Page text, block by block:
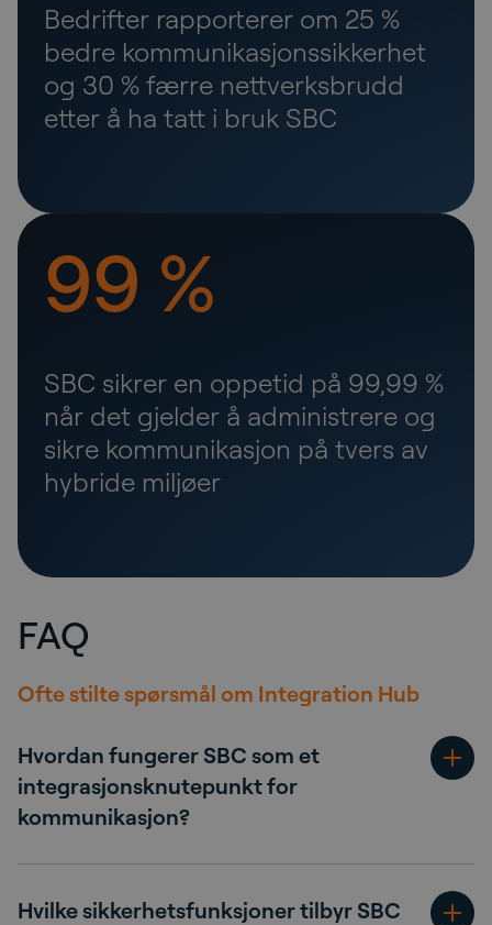
Bedrifter rapporterer om 25 %
bedre kommunikasjonssikkerhet
og 30 % færre nettverksbrudd
etter å ha tatt i bruk SBC
99 %
SBC sikrer en oppetid på 99,99 %
når det gjelder å administrere og
sikre kommunikasjon på tvers av
hybride miljøer
FAQ
Ofte stilte spørsmål om Integration Hub
Hvordan fungerer SBC som et
integrasjonsknutepunkt for
kommunikasjon?
Hvilke sikkerhetsfunksjoner tilbyr SBC